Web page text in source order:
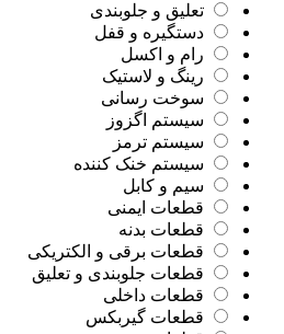
تعلیق و جلوبندی
دستگیره و قفل
رام و اکسل
رینگ و لاستیک
سوخت رسانی
سیستم اگزوز
سیستم ترمز
سیستم خنک کننده
سیم و کابل
قطعات ایمنی
قطعات بدنه
قطعات برقی و الکتریکی
قطعات جلوبندی و تعلیق
قطعات داخلی
قطعات گیربکس